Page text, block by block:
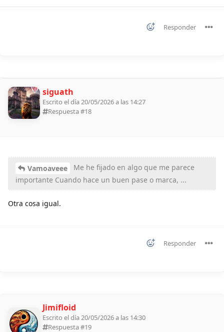
Responder
siguath
Escrito el día 20/05/2026 a las 14:27
Respuesta #18
Vamoaveee
Me he fijado en algo que me parece
importante Cuando hace un buen pase o marca, ...
Otra cosa igual.
Responder
Jimifloid
Escrito el día 20/05/2026 a las 14:30
Respuesta #19